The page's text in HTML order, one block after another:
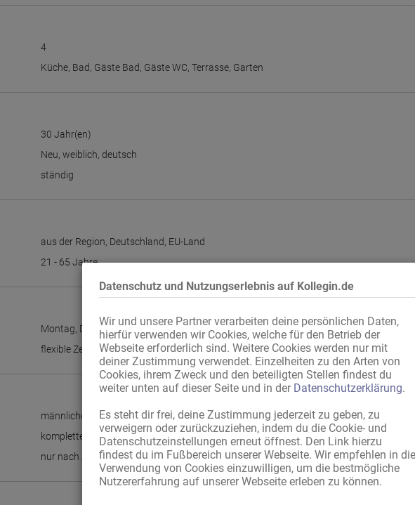
Datenschutz und Nutzungserlebnis auf Kollegin.de
Wir und unsere Partner verarbeiten deine persönlichen Daten,
hierfür verwenden wir Cookies, welche für den Betrieb der
Webseite erforderlich sind. Weitere Cookies werden nur mit
deiner Zustimmung verwendet. Einzelheiten zu den Arten von
Cookies, ihrem Zweck und den beteiligten Stellen findest du
weiter unten auf dieser Seite und in der Datenschutzerklärung.
Es steht dir frei, deine Zustimmung jederzeit zu geben, zu
verweigern oder zurückzuziehen, indem du die Cookie- und
Datenschutzeinstellungen erneut öffnest. Den Link hierzu
findest du im Fußbereich unserer Webseite. Wir empfehlen in die
Verwendung von Cookies einzuwilligen, um die bestmögliche
Nutzererfahrung auf unserer Webseite erleben zu können.
4
Küche, Bad, Gäste Bad, Gäste WC,Terrasse, Garten
30 Jahr(en)
Neu,weiblich,deutsch
ständig
aus der Region, Deutschland, EU-Land
21 - 65 Jahre
Montag, Dienstag ,Mittwoch, Donnerstag ,Freitag,Samstag,Sonntag
flexible Zeiteinteilung
männliche Begleitung
kompletter Betrag
nur nach Absprache